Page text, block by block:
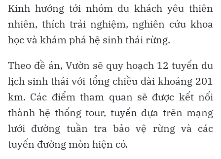
Kinh hướng tới nhóm du khách yêu thiên
nhiên, thích trải nghiệm, nghiên cứu khoa
học và khám phá hệ sinh thái rừng.
Theo đề án, Vườn sẽ quy hoạch 12 tuyến du
lịch sinh thái với tổng chiều dài khoảng 201
km. Các điểm tham quan sẽ được kết nối
thành hệ thống tour, tuyến dựa trên mạng
lưới đường tuần tra bảo vệ rừng và các
tuyến đường mòn hiện có.